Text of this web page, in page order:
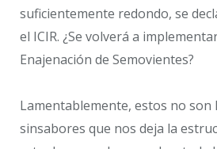
suficientemente redondo, se
el ICIR. ¿Se volverá a
Enajenación de Semovientes?
Lamentablemente, estos no son
sinsabores que nos deja la